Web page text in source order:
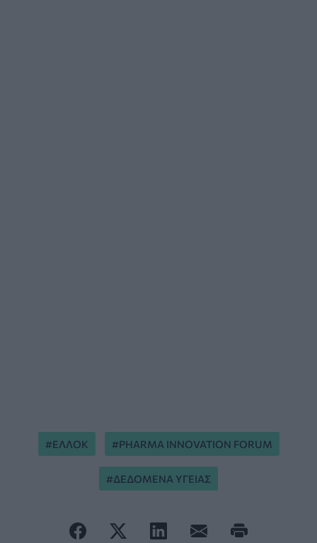
ΕΛΛΟΚ PHARMA INNOVATION FORUM
ΔΕΔΟΜΕΝΑ ΥΓΕΙΑΣ